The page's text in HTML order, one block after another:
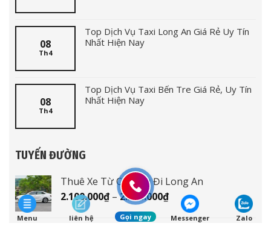
08
Th4
Top Dịch Vụ Taxi Long An Giá Rẻ Uy Tín
Nhất Hiện Nay
08
Th4
Top Dịch Vụ Taxi Bến Tre Giá Rẻ, Uy Tín
Nhất Hiện Nay
TUYẾN ĐƯỜNG
Thuê Xe Từ Cà Mau Đi Long An
2.100.000₫ – 2.200.000₫Khoảng
giá:
từ
Menu liên hệ Gọi ngay Messenger Zalo